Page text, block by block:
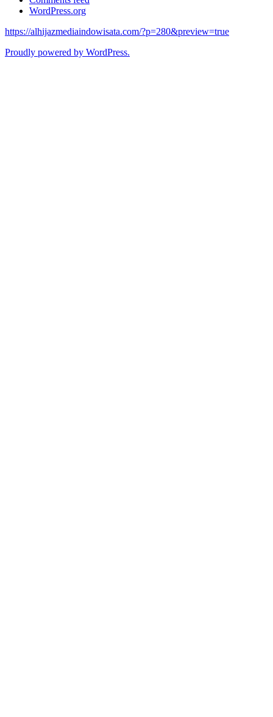
WordPress.org
https://alhijazmediaindowisata.com/?p=280&preview=true
Proudly powered by WordPress.